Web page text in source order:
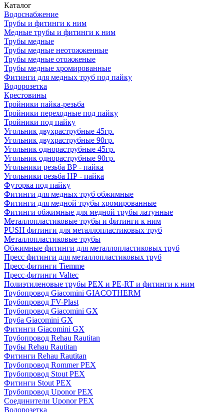
Каталог
Водоснабжение
Трубы и фитинги к ним
Медные трубы и фитинги к ним
Трубы медные
Трубы медные неотожженные
Трубы медные отожженые
Трубы медные хромированные
Фитинги для медных труб под пайку
Водорозетка
Крестовины
Тройники пайка-резьба
Тройники переходные под пайку
Тройники под пайку
Угольник двухраструбные 45гр.
Угольник двухраструбные 90гр.
Угольник однораструбные 45гр.
Угольник однораструбные 90гр.
Угольники резьба ВР - пайка
Угольники резьба НР - пайка
Футорка под пайку
Фитинги для медных труб обжимные
Фитинги для медной трубы хромированные
Фитинги обжимные для медной трубы латунные
Металлопластиковые трубы и фитинги к ним
PUSH фитинги для металлопластиковых труб
Металлопластиковые трубы
Обжимные фитинги для металлопластиковых труб
Пресс фитинги для металлопластиковых труб
Пресс-фитинги Tiemme
Пресс-фитинги Valtec
Полиэтиленовые трубы PEX и PE-RT и фитинги к ним
Трубопровод Giacomini GIACOTHERM
Трубопровод FV-Plast
Трубопровод Giacomini GX
Труба Giacomini GX
Фитинги Giacomini GX
Трубопровод Rehau Rautitan
Трубы Rehau Rautitan
Фитинги Rehau Rautitan
Трубопровод Rommer PEX
Трубопровод Stout PEX
Фитинги Stout PEX
Трубопровод Uponor PEX
Соединители Uponor PEX
Водорозетка